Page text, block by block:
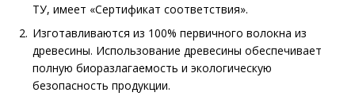
ТУ, имеет «Сертификат соответствия».
Изготавливаются из 100% первичного волокна из
древесины. Использование древесины обеспечивает
полную биоразлагаемость и экологическую
безопасность продукции.